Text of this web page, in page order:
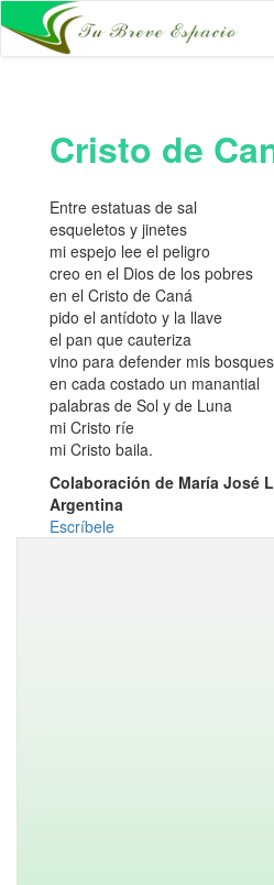
Cristo de
Entre estatuas de sal
esqueletos y jinetes
mi espejo lee el peligro
creo en el Dios de los pobres
en el Cristo de Caná
pido el antídoto y la llave
el pan que cauteriza
vino para defender mis bosques
en cada costado un manantial
palabras de Sol y de Luna
mi Cristo ríe
mi Cristo baila.
Colaboración de María José
Argentina
Escríbele